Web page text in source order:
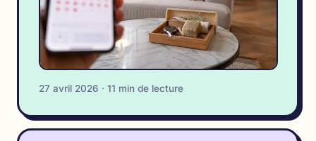
27 avril 2026 · 11 min de lecture